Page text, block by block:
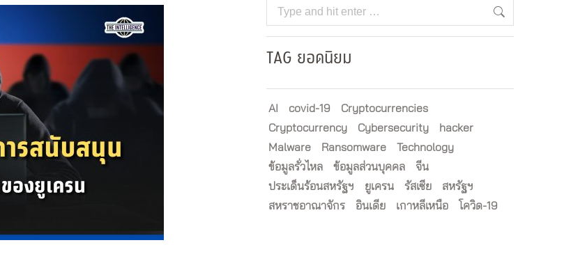
Search:
TAG ยอดนิยม
AI covid-19
Cryptocurrencies
Cryptocurrency
Cybersecurity
hacker
Malware
Ransomware
Technology
ข้อมูลรั่วไหล
ข้อมูลส่วนบุคคล
จีน
ประเด็นร้อนสหรัฐฯ
ยูเครน รัสเซีย
สหรัฐฯ
สหราชอาณาจักร
อินเดีย เกาหลีเหนือ โควิด-19